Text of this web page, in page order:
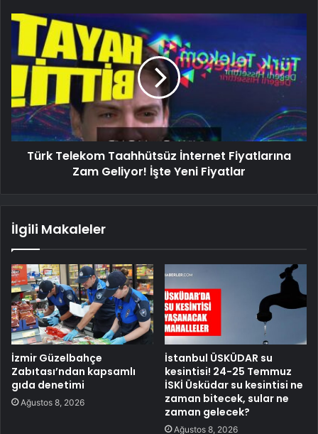
Türk Telekom Taahhütsüz İnternet Fiyatlarına
Zam Geliyor! İşte Yeni Fiyatlar
İlgili Makaleler
İzmir Güzelbahçe
Zabıtası’ndan kapsamlı
gıda denetimi
Ağustos 8, 2026
İstanbul ÜSKÜDAR su
kesintisi! 24-25 Temmuz
İSKİ Üsküdar su kesintisi ne
zaman bitecek, sular ne
zaman gelecek?
Ağustos 8, 2026